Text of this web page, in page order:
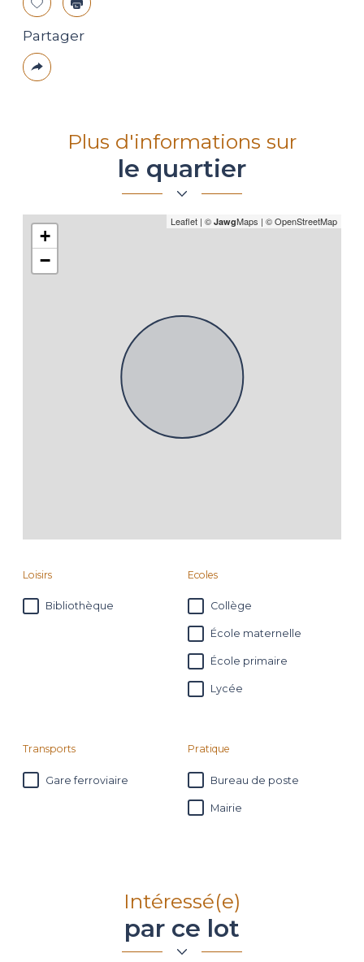
Sélectionner
Imprimer
Partager
Plus
de
Plus d'informations sur
le quartier
+
−
Leaflet | © JawgMaps | © OpenStreetMap
Loisirs
Bibliothèque
Ecoles
Collège
École maternelle
École primaire
Lycée
Transports
Gare ferroviaire
Pratique
Bureau de poste
Mairie
Intéressé(e)
par ce lot